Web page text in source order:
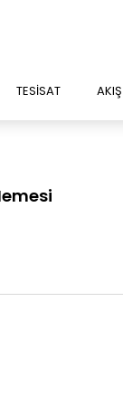
TESİSAT AKIŞ